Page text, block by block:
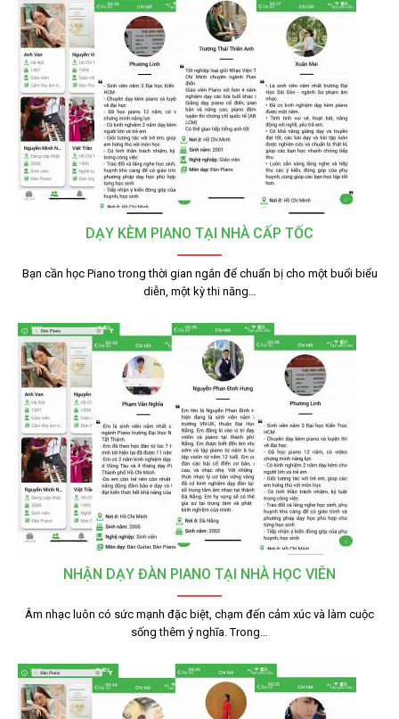
DẠY KÈM PIANO TẠI NHÀ CẤP TỐC
Bạn cần học Piano trong thời gian ngắn để chuẩn bị cho một buổi biểu
diễn, một kỳ thi năng…
NHẬN DẠY ĐÀN PIANO TẠI NHÀ HỌC VIÊN
Âm nhạc luôn có sức mạnh đặc biệt, chạm đến cảm xúc và làm cuộc
sống thêm ý nghĩa. Trong…